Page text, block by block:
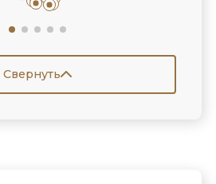
Свернуть